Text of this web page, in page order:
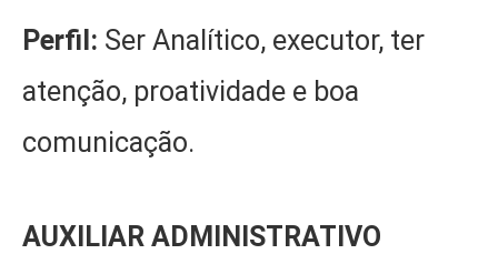
Perfil: Ser Analítico, executor, ter
atenção, proatividade e boa
comunicação.
AUXILIAR ADMINISTRATIVO